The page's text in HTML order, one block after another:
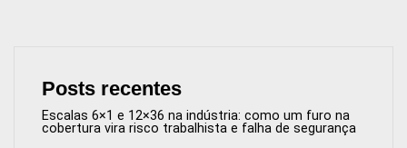
Posts recentes
Escalas 6×1 e 12×36 na indústria: como um furo na
cobertura vira risco trabalhista e falha de segurança